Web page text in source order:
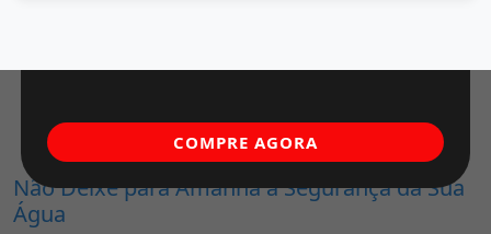
Não Deixe para Amanhã a Segurança da Sua
Água
COMPRE AGORA